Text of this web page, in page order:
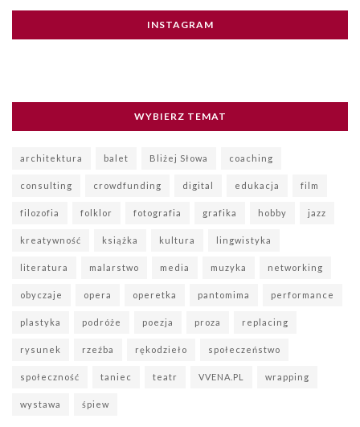
INSTAGRAM
WYBIERZ TEMAT
architektura balet Bliżej Słowa coaching
consulting crowdfunding digital edukacja film
filozofia folklor fotografia grafika hobby jazz
kreatywność książka kultura lingwistyka
literatura malarstwo media muzyka networking
obyczaje opera operetka pantomima performance
plastyka podróże poezja proza replacing
rysunek rzeźba rękodzieło społeczeństwo
społeczność taniec teatr VVENA.PL wrapping
wystawa śpiew